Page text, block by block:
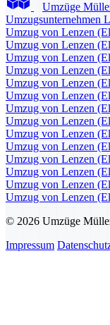
Umzüge
Umzugsunternehmen
Umzug von Lenzen
Umzug von Lenzen
Umzug von Lenzen
Umzug von Lenzen
Umzug von Lenzen
Umzug von Lenzen
Umzug von Lenzen
Umzug von Lenzen
Umzug von Lenzen
Umzug von Lenzen
Umzug von Lenzen
Umzug von Lenzen
Umzug von Lenzen
Umzug von Lenzen
© 2026 Umzüge
Impressum